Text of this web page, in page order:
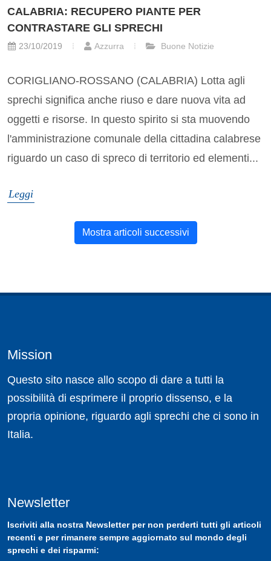
CALABRIA: RECUPERO PIANTE PER
CONTRASTARE GLI SPRECHI
23/10/2019 Azzurra Buone Notizie
CORIGLIANO-ROSSANO (CALABRIA) Lotta agli
sprechi significa anche riuso e dare nuova vita ad
oggetti e risorse. In questo spirito si sta muovendo
l'amministrazione comunale della cittadina calabrese
riguardo un caso di spreco di territorio ed elementi...
Leggi
Mostra articoli successivi
Mission
Questo sito nasce allo scopo di dare a tutti la
possibilità di esprimere il proprio dissenso, e la
propria opinione, riguardo agli sprechi che ci sono in
Italia.
Newsletter
Iscriviti alla nostra Newsletterper non perderti tutti gli articoli
recenti e per rimanere sempre aggiornato sul mondo degli
sprechi e dei risparmi: